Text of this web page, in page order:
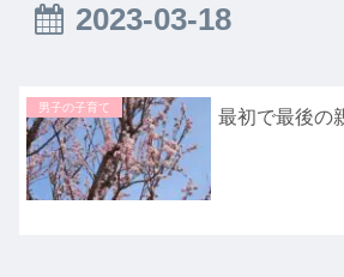
2023-03-18
男子の子育て 最初で最後の